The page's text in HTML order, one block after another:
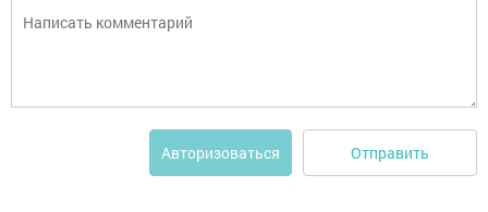
Авторизоваться Отправить